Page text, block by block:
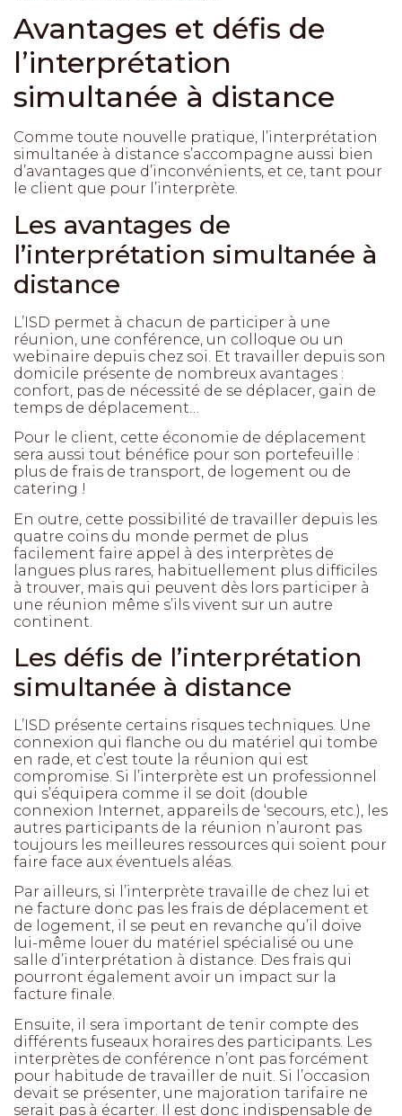
Avantages et défis de
l’interprétation
simultanée à distance
Comme toute nouvelle pratique, l’interprétation
simultanée à distance s’accompagne aussi bien
d’avantages que d’inconvénients, et ce, tant pour
le client que pour l’interprète.
Les avantages de
l’interprétation simultanée à
distance
L’ISD permet à chacun de participer à une
réunion, une conférence, un colloque ou un
webinaire depuis chez soi. Et travailler depuis son
domicile présente de nombreux avantages :
confort, pas de nécessité de se déplacer, gain de
temps de déplacement…
Pour le client, cette économie de déplacement
sera aussi tout bénéfice pour son portefeuille :
plus de frais de transport, de logement ou de
catering !
En outre, cette possibilité de travailler depuis les
quatre coins du monde permet de plus
facilement faire appel à des interprètes de
langues plus rares, habituellement plus difficiles
à trouver, mais qui peuvent dès lors participer à
une réunion même s’ils vivent sur un autre
continent.
Les défis de l’interprétation
simultanée à distance
L’ISD présente certains risques techniques. Une
connexion qui flanche ou du matériel qui tombe
en rade, et c’est toute la réunion qui est
compromise. Si l’interprète est un professionnel
qui s’équipera comme il se doit (double
connexion Internet, appareils de ‘secours, etc.), les
autres participants de la réunion n’auront pas
toujours les meilleures ressources qui soient pour
faire face aux éventuels aléas.
Par ailleurs, si l’interprète travaille de chez lui et
ne facture donc pas les frais de déplacement et
de logement, il se peut en revanche qu’il doive
lui-même louer du matériel spécialisé ou une
salle d’interprétation à distance. Des frais qui
pourront également avoir un impact sur la
facture finale.
Ensuite, il sera important de tenir compte des
différents fuseaux horaires des participants. Les
interprètes de conférence n’ont pas forcément
pour habitude de travailler de nuit. Si l’occasion
devait se présenter, une majoration tarifaire ne
serait pas à écarter. Il est donc indispensable de